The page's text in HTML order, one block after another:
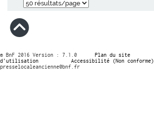
© BnF 2016 Version : 7.1.0 Plan du site
d’utilisation
Accessibilité (Non conforme)
presselocaleancienne@bnf.fr